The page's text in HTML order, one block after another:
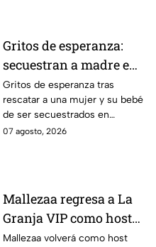
Gritos de esperanza:
secuestran a madre e
hijo en Zacatecas
Gritos de esperanza tras
rescatar a una mujer y su bebé
de ser secuestrados en
Valparaíso, Zacatecas.
07 agosto, 2026
Mallezaa regresa a La
Granja VIP como host
digital
Mallezaa volverá como host